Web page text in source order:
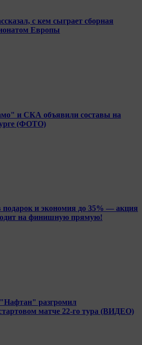
с кем сыграет сборная
Европы
и СКА объявили составы на
(ФОТО)
подарок и экономия до 35% — акция
на финишную прямую!
разгромил
матче 22-го тура (ВИДЕО)